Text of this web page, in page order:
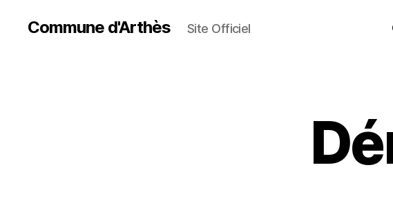
Commune d'Arthès Site Officiel